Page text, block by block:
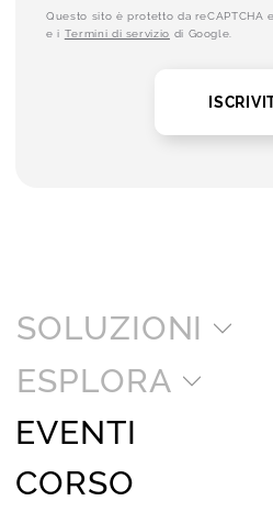
Questo sito è protetto da reCAPTCHA
e i Termini di servizio di Google.
SOLUZIONI
ESPLORA
EVENTI
CORSO